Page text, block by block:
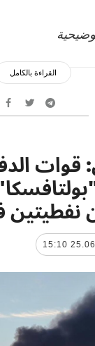
القراءة بالكامل
قوات
نفطيتين